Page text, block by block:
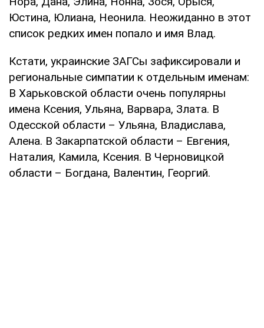
Юстина, Юлиана, Неонила. Неожиданно в этот
список редких имен попало и имя Влад.
Кстати, украинские ЗАГСы зафиксировали и
региональные симпатии к отдельным именам:
В Харьковской области очень популярны
имена Ксения, Ульяна, Варвара, Злата. В
Одесской области – Ульяна, Владислава,
Алена. В Закарпатской области – Евгения,
Наталия, Камила, Ксения. В Черновицкой
области – Богдана, Валентин, Георгий.